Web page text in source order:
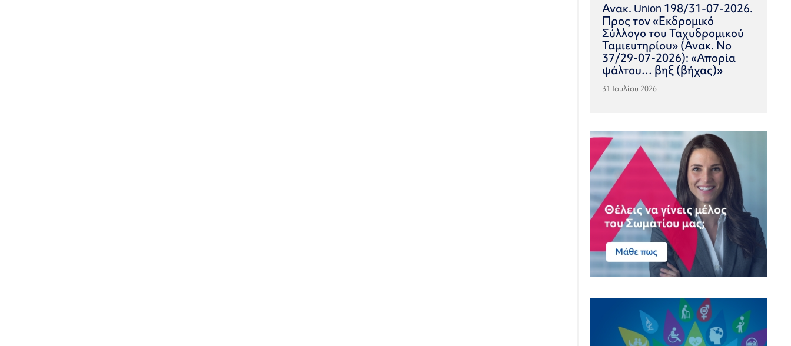
Ανακ. Union 198/31-07-2026.
Προς τον «Εκδρομικό
Σύλλογο του Ταχυδρομικού
Ταμιευτηρίου» (Ανακ. Νο
37/29-07-2026): «Απορία
ψάλτου… βηξ (βήχας)»
31 Ιουλίου 2026